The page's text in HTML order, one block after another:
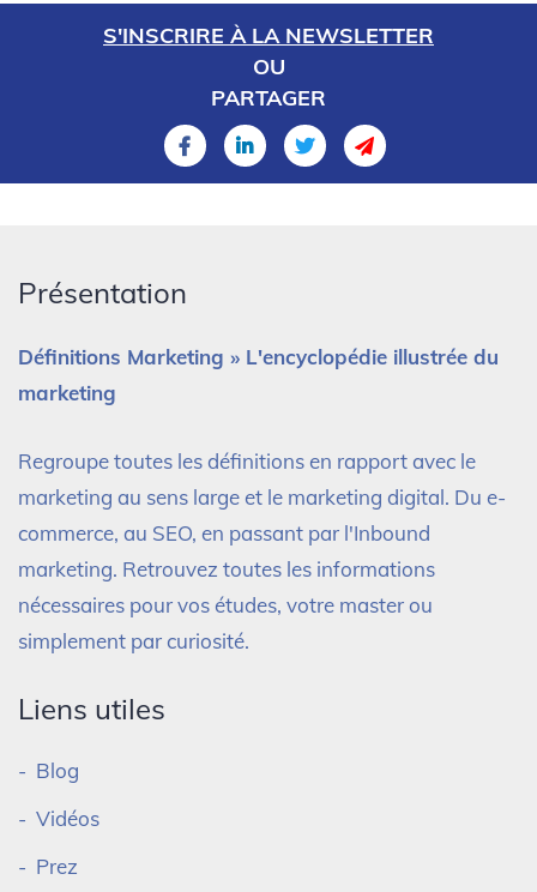
S'INSCRIRE À LA NEWSLETTER
OU
PARTAGER
Présentation
Définitions Marketing » L'encyclopédie illustrée du
marketing
Regroupe toutes les définitions en rapport avec le
marketing au sens large et le marketing digital. Du e-
commerce, au SEO, en passant par l'Inbound
marketing. Retrouvez toutes les informations
nécessaires pour vos études, votre master ou
simplement par curiosité.
Liens utiles
Blog
Vidéos
Prez